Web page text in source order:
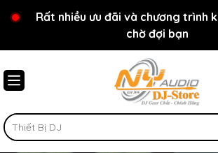
Chào mừng bạn đến với cửa
Store
Rất nhiều ưu đãi và chương trình
chờ đợi bạn